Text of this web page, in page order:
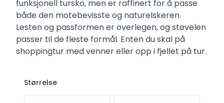
funksjonell tursko, men er raffinert for å passe
både den motebevisste og naturelskeren.
Lesten og passformen er overlegen, og støvelen
passer til de fleste formål. Enten du skal på
shoppingtur med venner eller opp i fjellet på tur.
Størrelse
Velg en Størrelse